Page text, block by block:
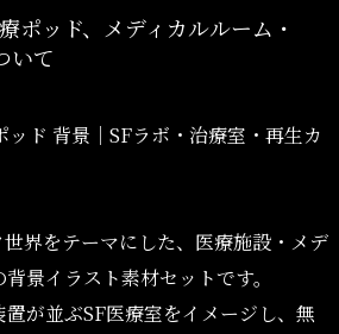
ポッド、メディカルルーム・
いて
ッド 背景｜SFラボ・治療室・再生カ
界をテーマにした、医療施設・メデ
景イラスト素材セットです。
が並ぶSF医療室をイメージし、無